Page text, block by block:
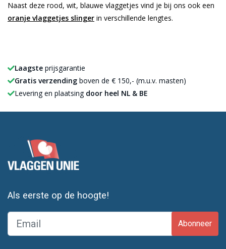
Naast deze rood, wit, blauwe vlaggetjes vind je bij ons ook een
oranje vlaggetjes slinger in verschillende lengtes.
Laagste prijsgarantie
Gratis verzending boven de € 150,- (m.u.v. masten)
Levering en plaatsing door heel NL & BE
Als eerste op de hoogte!
Abonneer